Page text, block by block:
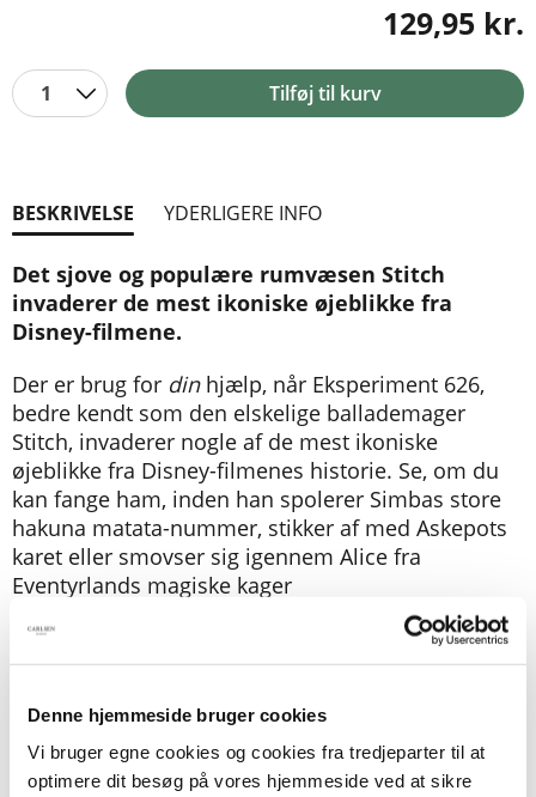
Denne hjemmeside bruger cookies
Vi bruger egne cookies og cookies fra tredjeparter til at
optimere dit besøg på vores hjemmeside ved at sikre
129,95 kr.
1 Tilføj til kurv
BESKRIVELSE YDERLIGERE INFO
Det sjove og populære rumvæsen Stitch
invaderer de mest ikoniske øjeblikke fra
Disney-filmene.
Der er brug for din hjælp, når Eksperiment 626,
bedre kendt som den elskelige ballademager
Stitch, invaderer nogle af de mest ikoniske
øjeblikke fra Disney-filmenes historie. Se, om du
kan fange ham, inden han spolerer Simbas store
hakuna matata-nummer, stikker af med Askepots
karet eller smovser sig igennem Alice fra
Eventyrlands magiske kager
Fra ca. 4 år.